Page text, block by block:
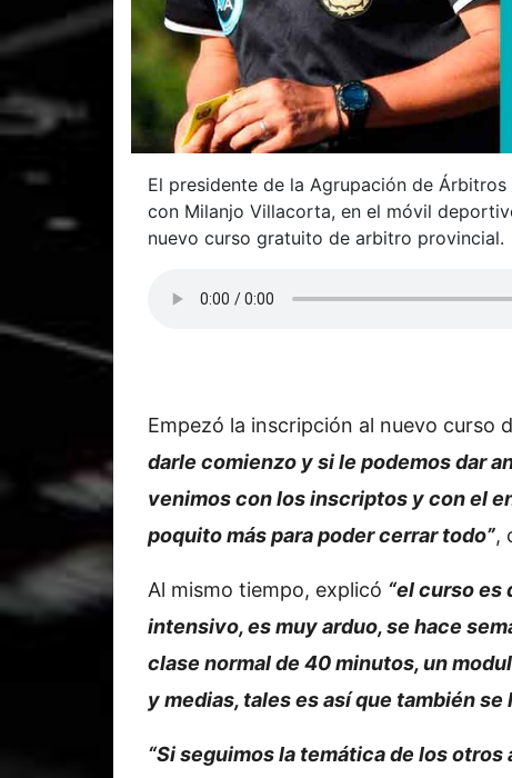
El presidente de la Agrupación de
con Milanjo Villacorta, en el móvil
nuevo curso gratuito de arbitro provincial.
Empezó la inscripción al nuevo curso
darle comienzo y si le podemos dar
venimos con los inscriptos y con el
poquito más para poder cerrar todo”,
Al mismo tiempo, explicó “el curso es
intensivo, es muy arduo, se hace
clase normal de 40 minutos, un
y medias, tales es así que también
“Si seguimos la temática de los otros